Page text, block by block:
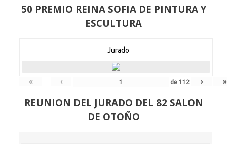
50 PREMIO REINA SOFIA DE PINTURA Y
ESCULTURA
Jurado
« ‹ de112 › »
REUNION DEL JURADO DEL 82 SALON
DE OTOÑO